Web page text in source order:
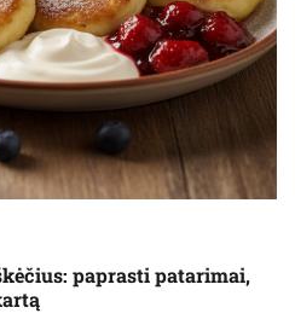
paprasti patarimai,